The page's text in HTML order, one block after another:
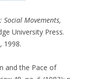
Movements,
University Press.
1998.
and the Pace of